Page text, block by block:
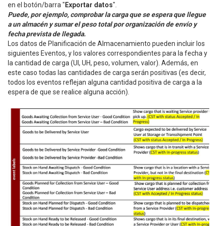
en el botón/barra " Exportar datos".
Puede, por ejemplo, comprobar la carga que se espera que llegue
a un almacén y sumar el peso total por organización de envío y
fecha prevista de llegada.
Los datos de Planificación de Almacenamiento pueden incluir los
siguientes Eventos, y los valores correspondientes para la fecha y
la cantidad de carga (UI, UH, peso, volumen, valor). Además, en
este caso todas las cantidades de carga serán positivas (es decir,
todos los eventos reflejan alguna cantidad positiva de carga a la
espera de que se realice alguna acción).